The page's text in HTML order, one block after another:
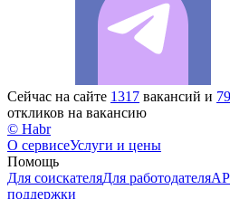
Сейчас на сайте 1317 вакансий и
откликов на вакансию
© Habr
О сервисеУслуги и цены
Помощь
Для соискателяДля работодателя
поддержки